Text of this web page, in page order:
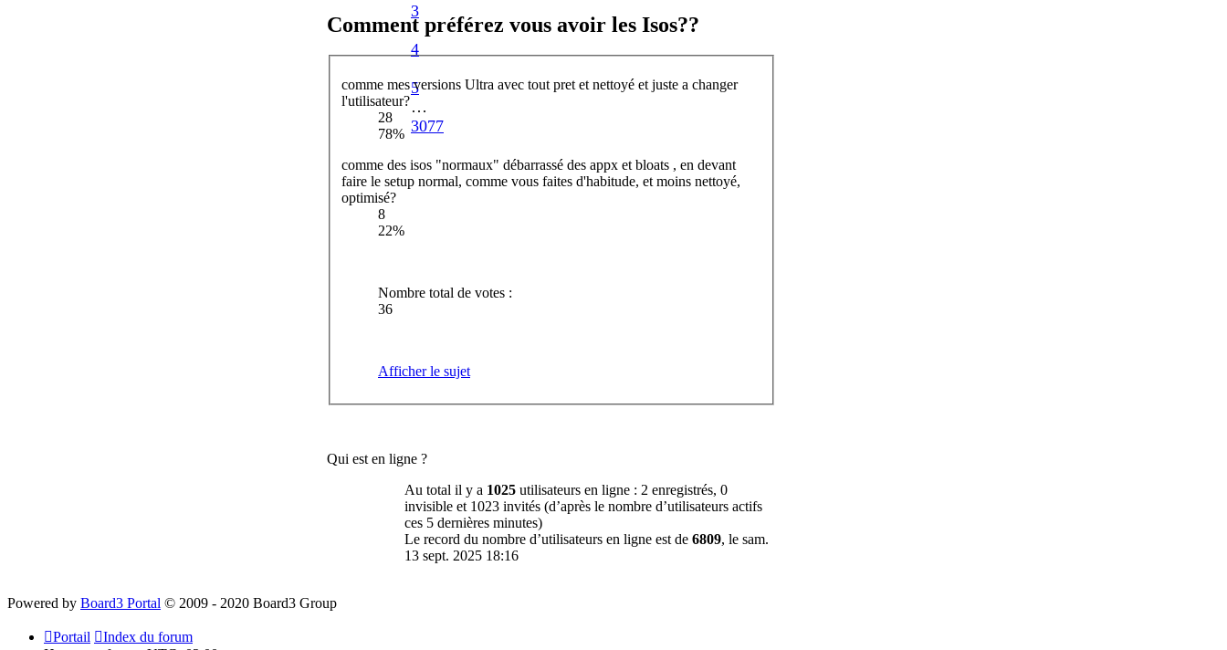
3
4
5
…
3077
Comment préférez vous avoir les Isos??
comme mes versions Ultra avec tout pret et nettoyé et juste a changer
l'utilisateur?
28
78%
comme des isos "normaux" débarrassé des appx et bloats , en devant
faire le setup normal, comme vous faites d'habitude, et moins nettoyé,
optimisé?
8
22%
Nombre total de votes :
36
Afficher le sujet
Qui est en ligne ?
Au total il y a 1025 utilisateurs en ligne : 2 enregistrés, 0
invisible et 1023 invités (d’après le nombre d’utilisateurs actifs
ces 5 dernières minutes)
Le record du nombre d’utilisateurs en ligne est de 6809, le sam.
13 sept. 2025 18:16
Powered by Board3 Portal © 2009 - 2020 Board3 Group
Portail
Index du forum